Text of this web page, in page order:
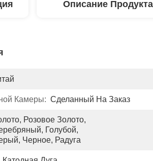
Описание Продукта
Камеры: Сделанный На Заказ
Розовое Золото,
Голубой,
Черное, Радуга